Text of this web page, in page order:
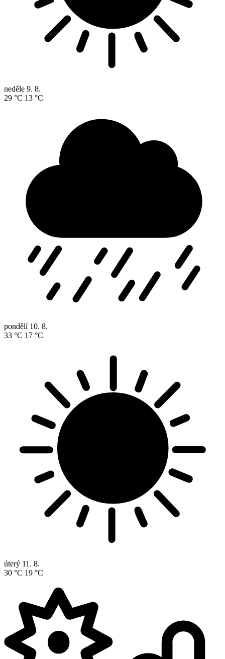
neděle 9. 8.
29 °C 13 °C
pondělí 10. 8.
33 °C 17 °C
úterý 11. 8.
30 °C 19 °C